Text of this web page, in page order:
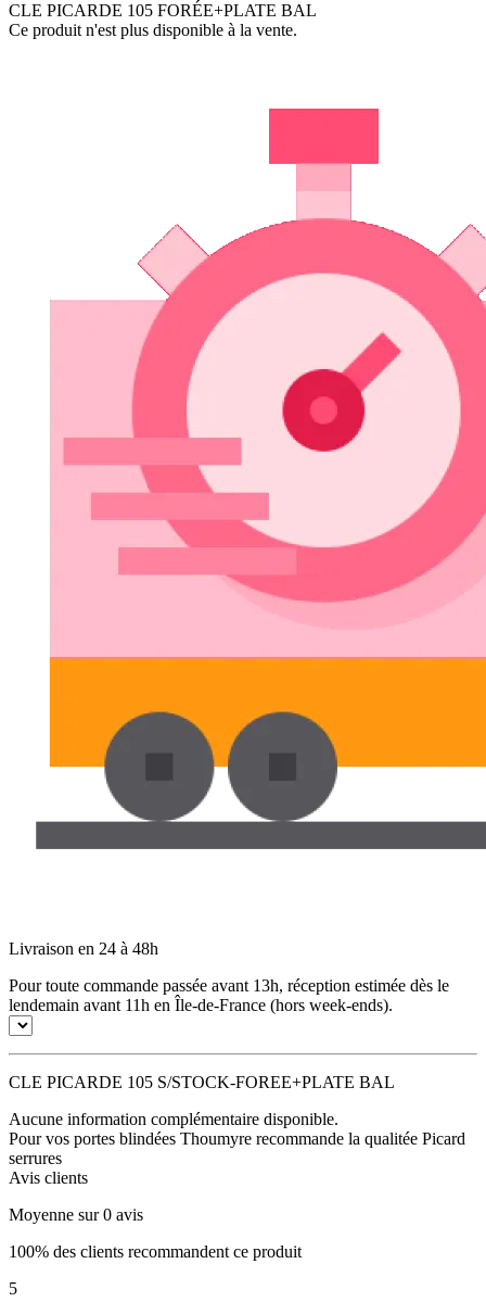
CLE PICARDE 105 FORÉE+PLATE BAL
Ce produit n'est plus disponible à la vente.
Livraison en 24 à 48h
Pour toute commande passée avant 13h, réception estimée dès le
lendemain avant 11h en Île-de-France (hors week-ends).
CLE PICARDE 105 S/STOCK-FOREE+PLATE BAL
Aucune information complémentaire disponible.
Pour vos portes blindées Thoumyre recommande la qualitée Picard
serrures
Avis clients
Moyenne sur 0 avis
100% des clients recommandent ce produit
5